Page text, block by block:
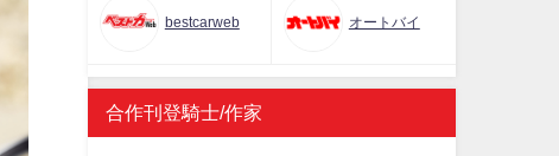
bestcarweb オートバイ
合作刊登騎士/作家